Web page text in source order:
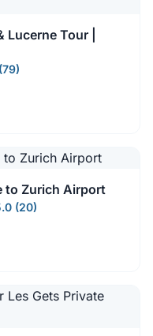
Tour |
to Zurich Airport
(20)